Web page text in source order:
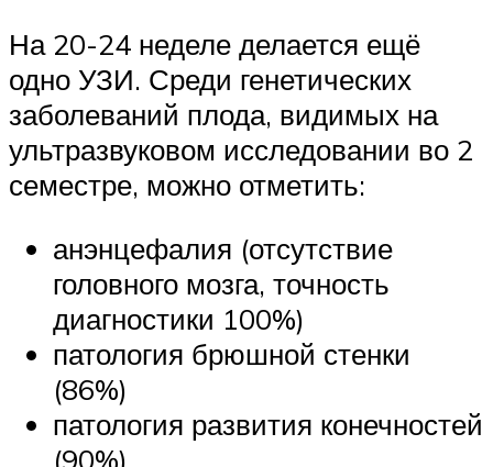
На 20-24 неделе делается ещё
одно УЗИ. Среди генетических
заболеваний плода, видимых на
ультразвуковом исследовании во 2
семестре, можно отметить:
анэнцефалия (отсутствие
головного мозга, точность
диагностики 100%)
патология брюшной стенки
(86%)
патология развития конечностей
(90%)